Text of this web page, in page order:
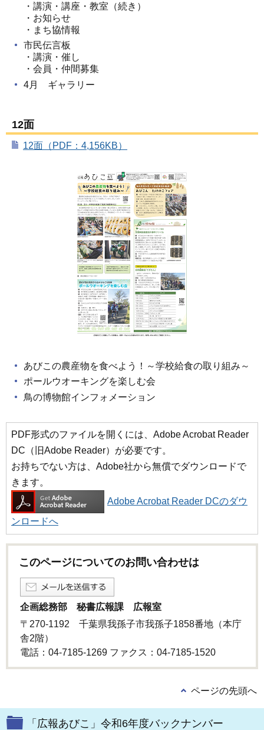
・講演・講座・教室（続き）
・お知らせ
・まち協情報
市民伝言板
・講演・催し
・会員・仲間募集
4月 ギャラリー
12面
12面（PDF：4,156KB）
あびこの農産物を食べよう！～学校給食の取り組み～
ポールウオーキングを楽しむ会
鳥の博物館インフォメーション
PDF形式のファイルを開くには、Adobe Acrobat Reader
DC（旧Adobe Reader）が必要です。
お持ちでない方は、Adobe社から無償でダウンロードで
きます。
Adobe Acrobat Reader DCのダウ
ンロードへ
このページについてのお問い合わせは
企画総務部 秘書広報課 広報室
〒270-1192 千葉県我孫子市我孫子1858番地（本庁
舎2階）
電話：04-7185-1269 ファクス：04-7185-1520
ページの先頭へ
「広報あびこ」令和6年度バックナンバー